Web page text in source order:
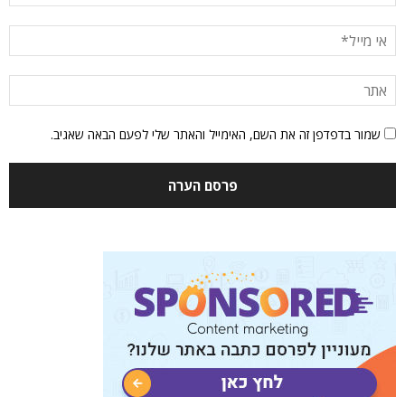
שמור בדפדפן זה את השם, האימייל והאתר שלי לפעם הבאה שאגיב.